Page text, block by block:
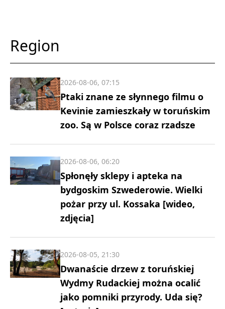
Region
Ptaki znane ze słynnego filmu o
Kevinie zamieszkały w toruńskim
zoo. Są w Polsce coraz rzadsze
2026-08-06, 07:15
Spłonęły sklepy i apteka na
bydgoskim Szwederowie. Wielki
pożar przy ul. Kossaka [wideo,
zdjęcia]
2026-08-06, 06:20
Dwanaście drzew z toruńskiej
Wydmy Rudackiej można ocalić
jako pomniki przyrody. Uda się?
2026-08-05, 21:30